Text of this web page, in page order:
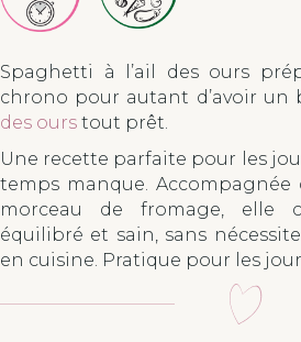
Spaghetti à l’ail des ours
chrono pour autant d’avoir un
des ours tout prêt.
Une recette parfaite pour les
temps manque. Accompagnée
morceau de fromage, elle
équilibré et sain, sans
en cuisine. Pratique pour les